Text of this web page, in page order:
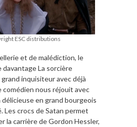
ESC distributions
et de malédiction, le
davantage La sorcière
inquisiteur avec déjà
comédien nous réjouit avec
en grand bourgeois
Les crocs de Satan permet
la carrière de Gordon Hessler,